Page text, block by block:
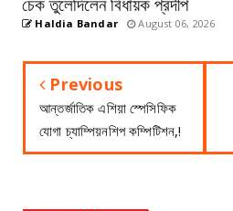
Haldia Bandar August 06, 2026
Previous
আন্তর্জাতিক এশিয়া স্পেসিফিক
যোগা চ্যাম্পিয়নশিপ কম্পিটিশন,!